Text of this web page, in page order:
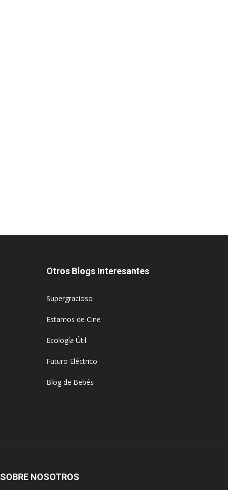
Otros Blogs Interesantes
Supergracioso
Estamos de Cine
Ecología Útil
Futuro Eléctrico
Blog de Bebés
SOBRE NOSOTROS